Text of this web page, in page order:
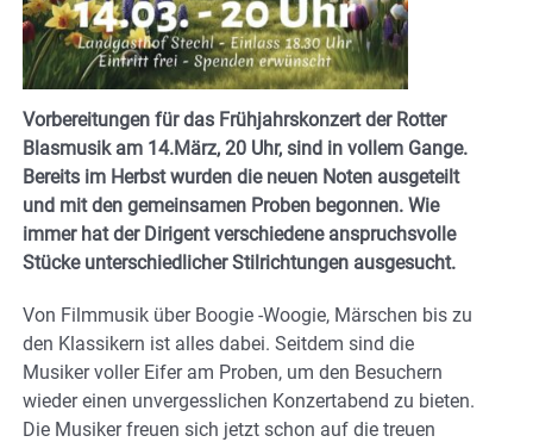
Vorbereitungen für das Frühjahrskonzert der Rotter
Blasmusik am 14.März, 20 Uhr, sind in vollem Gange.
Bereits im Herbst wurden die neuen Noten ausgeteilt
und mit den gemeinsamen Proben begonnen. Wie
immer hat der Dirigent verschiedene anspruchsvolle
Stücke unterschiedlicher Stilrichtungen ausgesucht.
Von Filmmusik über Boogie -Woogie, Märschen bis zu
den Klassikern ist alles dabei. Seitdem sind die
Musiker voller Eifer am Proben, um den Besuchern
wieder einen unvergesslichen Konzertabend zu bieten.
Die Musiker freuen sich jetzt schon auf die treuen